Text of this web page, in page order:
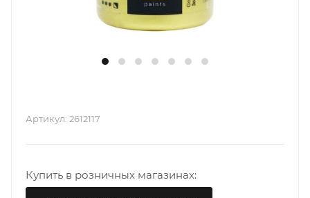
Артикул: 2612117
Деколор!
Купить в розничных магазинах: